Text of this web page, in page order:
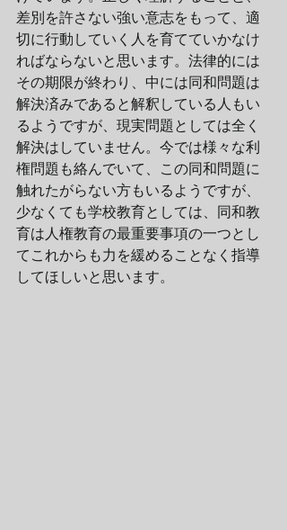
差別を許さない強い意志をもって、適
切に行動していく人を育てていかなけ
ればならないと思います。法律的には
その期限が終わり、中には同和問題は
解決済みであると解釈している人もい
るようですが、現実問題としては全く
解決はしていません。今では様々な利
権問題も絡んでいて、この同和問題に
触れたがらない方もいるようですが、
少なくても学校教育としては、同和教
育は人権教育の最重要事項の一つとし
てこれからも力を緩めることなく指導
してほしいと思います。